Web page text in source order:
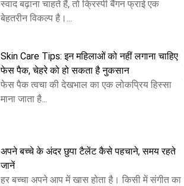
स्वाद बढ़ाना चाहते हैं, तो क्रिस्पी बैंगन फ्राई एक
बेहतरीन विकल्प है।...
Skin Care Tips: इन महिलाओं को नहीं लगाना चाहिए
फेस पैक, चेहरे को हो सकता है नुकसान
फेस पैक त्वचा की देखभाल का एक लोकप्रिय हिस्सा
माना जाता है...
अपने बच्चे के अंदर छुपा टैलेंट कैसे पहचाने, समय रहते
जानें
हर बच्चा अपने आप में खास होता है। किसी में संगीत का